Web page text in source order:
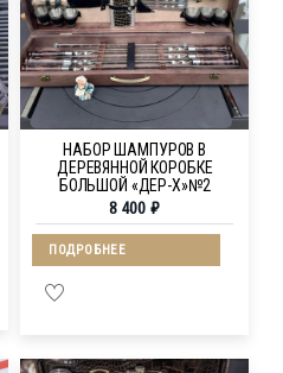
НАБОР ШАМПУРОВ В
ДЕРЕВЯННОЙ КОРОБКЕ
БОЛЬШОЙ «ДЕР-Х»№2
8 400₽
ПОДРОБНЕЕ